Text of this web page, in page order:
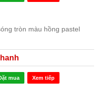
tròn màu hồng pastel
mua Xem tiếp